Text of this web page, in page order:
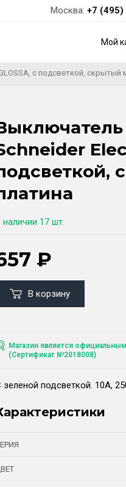
Москва: +7 (495)
Мой
с подсветкой, скрытый
наличии 17 шт.
₽
В корзину
Магазин является
(Сертификат №2018008)
зеленой подсветкой. 10А,